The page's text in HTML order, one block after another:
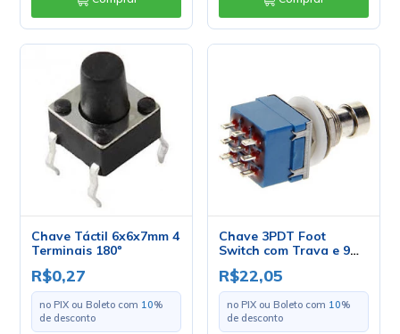
Chave Táctil 6x6x7mm 4
Terminais 180º
R$0,27
no PIX ou Boleto com 10%
de desconto
Chave 3PDT Foot
Switch com Trava e 9
Terminais Liga/Liga
para Solda Fio - PBS-
24-302
R$22,05
no PIX ou Boleto com 10%
de desconto